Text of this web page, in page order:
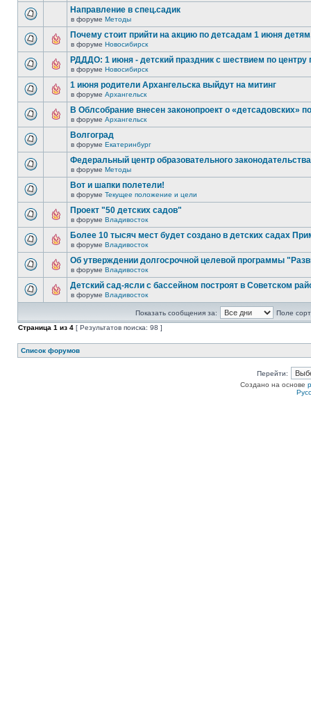
Направление в спец.садик
в форуме Методы
Почему стоит прийти на акцию по детсадам 1 июня
в форуме Новосибирск
РДДДО: 1 июня - детский праздник с шествием по центру
в форуме Новосибирск
1 июня родители Архангельска выйдут на митинг
в форуме Архангельск
В Облсобрание внесен законопроект о «детсадовских»
в форуме Архангельск
Волгоград
в форуме Екатеринбург
Федеральный центр образовательного
в форуме Методы
Вот и шапки полетели!
в форуме Текущее положение и цели
Проект "50 детских садов"
в форуме Владивосток
Более 10 тысяч мест будет создано в детских садах
в форуме Владивосток
Об утверждении долгосрочной целевой программы
в форуме Владивосток
Детский сад-ясли с бассейном построят в Советском
в форуме Владивосток
Показать сообщения за:
Поле
Страница 1 из 4 [ Результатов поиска: 98 ]
Список форумов
Перейти:
Создано на основе